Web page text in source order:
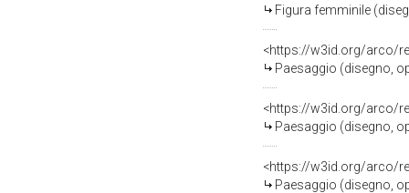
Figura femminile
<https://w3id.org/arco/
Paesaggio (disegno,
<https://w3id.org/arco/
Paesaggio (disegno,
<https://w3id.org/arco/
Paesaggio (disegno,